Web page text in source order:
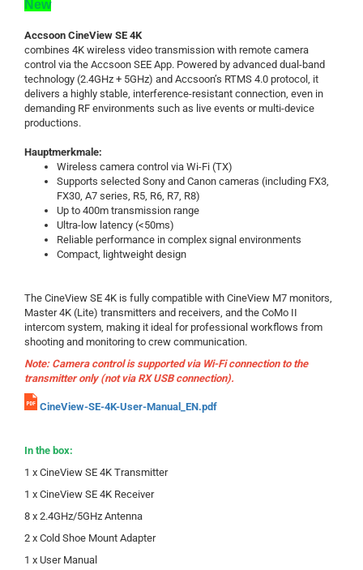
New
Accsoon CineView SE 4K
combines 4K wireless video transmission with remote camera
control via the Accsoon SEE App. Powered by advanced dual-band
technology (2.4GHz + 5GHz) and Accsoon’s RTMS 4.0 protocol, it
delivers a highly stable, interference-resistant connection, even in
demanding RF environments such as live events or multi-device
productions.
Hauptmerkmale:
Wireless camera control via Wi-Fi (TX)
Supports selected Sony and Canon cameras (including FX3,
FX30, A7 series, R5, R6, R7, R8)
Up to 400m transmission range
Ultra-low latency (<50ms)
Reliable performance in complex signal environments
Compact, lightweight design
The CineView SE 4K is fully compatible with CineView M7 monitors,
Master 4K (Lite) transmitters and receivers, and the CoMo II
intercom system, making it ideal for professional workflows from
shooting and monitoring to crew communication.
Note: Camera control is supported via Wi-Fi connection to the
transmitter only (not via RX USB connection).
CineView-SE-4K-User-Manual_EN.pdf
In the box:
1 x CineView SE 4K Transmitter
1 x CineView SE 4K Receiver
8 x 2.4GHz/5GHz Antenna
2 x Cold Shoe Mount Adapter
1 x User Manual